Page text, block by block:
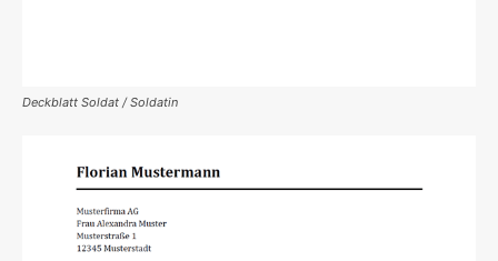
Deckblatt Soldat / Soldatin